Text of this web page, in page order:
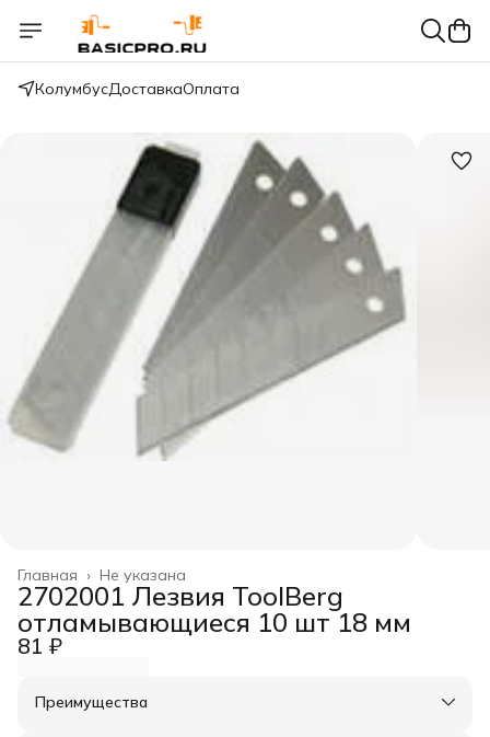
КолумбусДоставкаОплата
Не указана
Главная ›
2702001 Лезвия ToolBerg
отламывающиеся 10 шт 18 мм
81 ₽
Преимущества
Оплата частями в Сплит